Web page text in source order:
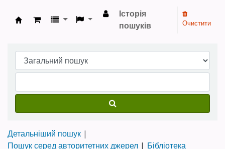
Бібліотека НТШ › Електронний каталог
Історія
пошуків
Очистити
Детальніший пошук
Пошук серед авторитетних джерел
Бібліотека